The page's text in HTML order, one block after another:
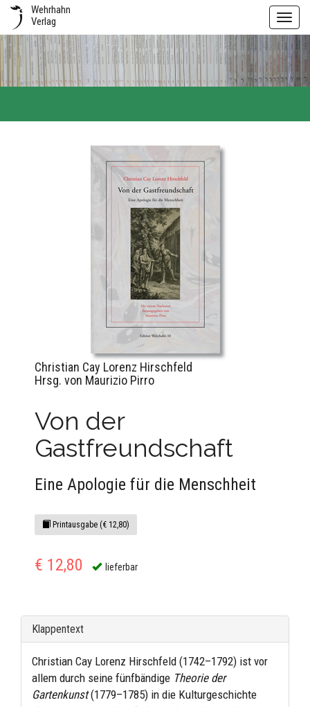
Wehrhahn
Verlag
Christian Cay Lorenz Hirschfeld
Hrsg. von Maurizio Pirro
Von der
Gastfreundschaft
Eine Apologie für die Menschheit
Printausgabe (€ 12,80)
€ 12,80 lieferbar
Klappentext
Christian Cay Lorenz Hirschfeld (1742–1792) ist vor
allem durch seine fünfbändige Theorie der
Gartenkunst(1779–1785) in die Kulturgeschichte